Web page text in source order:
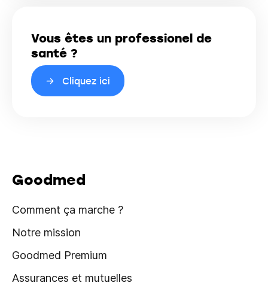
Vous êtes un professionel de
santé ?
Cliquez ici
Goodmed
Comment ça marche ?
Notre mission
Goodmed Premium
Assurances et mutuelles